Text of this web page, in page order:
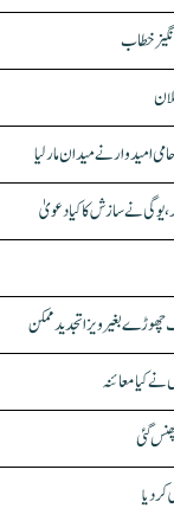
خطاب
امیدوار نے میدان مار لیا
یوگی نے سازش کا کیا دعویٰ
کیا معائنہ
گئی